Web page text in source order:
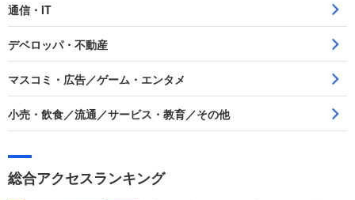
通信・IT
デベロッパ・不動産
マスコミ・広告／ゲーム・エンタメ
小売・飲食／流通／サービス・教育／その他
総合アクセスランキング